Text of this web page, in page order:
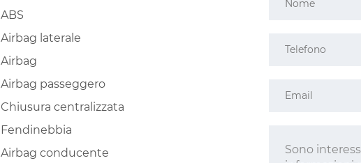
ABS
Airbag laterale
Airbag
Airbag passeggero
Chiusura centralizzata
Fendinebbia
Airbag conducente